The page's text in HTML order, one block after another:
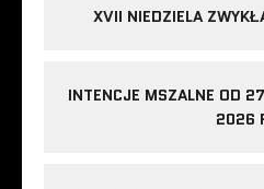
XVII NIEDZIELA
INTENCJE MSZALNE OD
2026